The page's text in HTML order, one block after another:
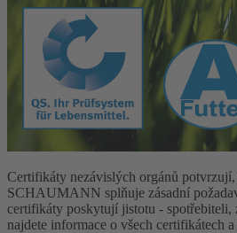
Certifikáty nezávislých orgánů potvrzují,
SCHAUMANN splňuje zásadní
certifikáty poskytují jistotu - spotřebiteli,
najdete informace o všech certifikátech